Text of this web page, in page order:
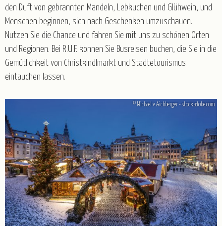
Partner/Referenzen Stellenangebote
Kontakt
Öffnungszeiten
Kroatien
Norwegen
Österreich
Ungarn
den Duft von gebrannten Mandeln, Lebkuchen und Glühwein, und
Menschen beginnen, sich nach Geschenken umzuschauen.
Nutzen Sie die Chance und fahren Sie mit uns zu schönen Orten
und Regionen. Bei R.U.F. können Sie Busreisen buchen, die Sie in die
Gemütlichkeit von Christkindlmarkt und Städtetourismus
eintauchen lassen.
© Michael v Aichberger - stock.adobe.com